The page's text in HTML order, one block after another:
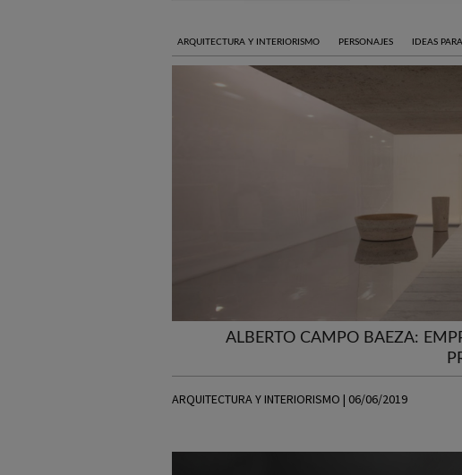
ARQUITECTURA Y INTERIORISMO PERSONAJES IDEAS
ALBERTO CAMPO BAEZA:
ARQUITECTURA Y INTERIORISMO | 06/06/2019